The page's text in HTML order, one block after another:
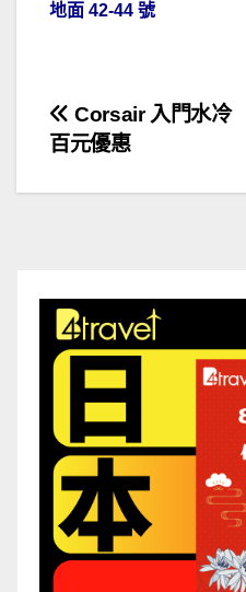
地面 42-44 號
文
章
Corsair 入門水冷
百元優惠